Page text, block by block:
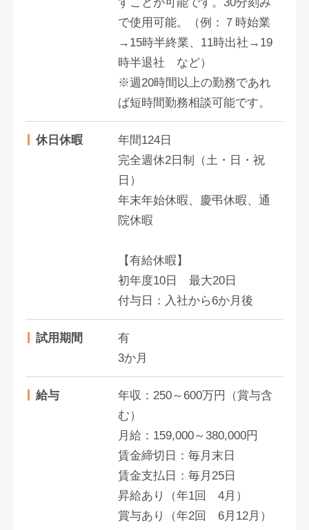
で使用可能。（例：７時始業
→15時半終業、11時出社→19
時半退社 など）
※週20時間以上の勤務であれ
ば短時間勤務相談可能です。
休日休暇
年間124日
完全週休2日制（土・日・祝
日）
年末年始休暇、慶弔休暇、通
院休暇
【有給休暇】
初年度10日 最大20日
付与日：入社から6か月後
試用期間
有
3か月
給与
年収：250～600万円（賞与含
む）
月給：159,000～380,000円
賃金締切日：毎月末日
賃金支払日：毎月25日
昇給あり（年1回 4月）
賞与あり（年2回 6月12月）